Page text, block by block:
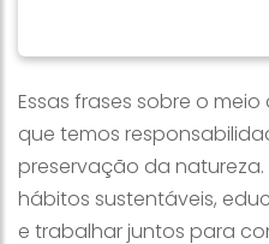
Essas frases sobre o
que temos
preservação da
hábitos sustentáveis,
e trabalhar juntos para